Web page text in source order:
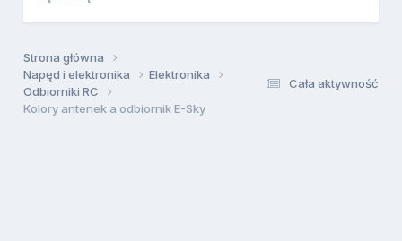
Cała aktywność
Strona główna
Napęd i elektronika
Elektronika
Odbiorniki RC
Kolory antenek a odbiornik E-Sky